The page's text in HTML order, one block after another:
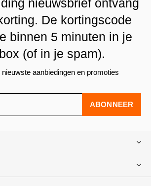
nieuwsbrief ontvang
De kortingscode
binnen 5 minuten in je
(of in je spam).
aanbiedingen en promoties
ABONNEER